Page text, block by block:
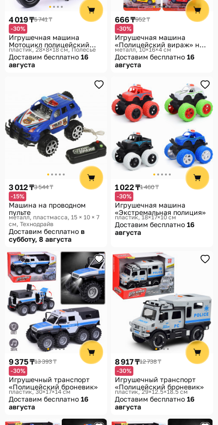
4 019 ₸5 741 ₸
-30%
Игрушечная машина
Мотоцикл полицейский
Харлей
пластик, 28×8×18 см Полесье
Доставим бесплатно 16
августа
666 ₸952 ₸
-30%
Игрушечная машина
«Полицейский вираж» на
листе
металл, 10×16×4 см
Доставим бесплатно 16
августа
3 012 ₸3 544 ₸
-15%
Машина на проводном
пульте
металл, пластмасса, 15 × 10 × 7
см Технодрайв
Доставим бесплатно в
субботу, 8 августа
1 022 ₸1 460 ₸
-30%
Игрушечная машина
«Экстремальная полиция»
пластик, 18×17×10 см
Доставим бесплатно 16
августа
9 375 ₸13 393 ₸
-30%
Игрушечный транспорт
«Полицейский броневик»
пластик, 30×17×14 см
Доставим бесплатно 16
августа
8 917 ₸12 738 ₸
-30%
Игрушечный транспорт
«Полицейский броневик»
пластик, 29×12.5×18.5 см
Доставим бесплатно 16
августа
Помощь
Способы доставки
Способы оплаты